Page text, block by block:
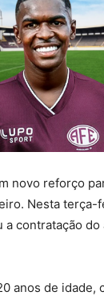
novo reforço
Nesta terça-
contratação do
anos de idade,